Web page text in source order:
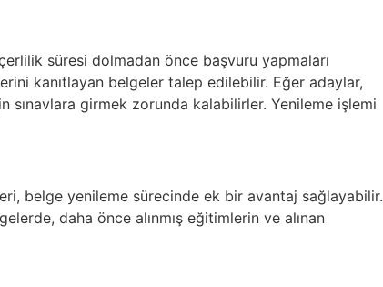
süresi dolmadan önce başvuru yapmaları
kanıtlayan belgeler talep edilebilir. Eğer adaylar,
girmek zorunda kalabilirler. Yenileme işlemi
belge yenileme sürecinde ek bir avantaj sağlayabilir.
daha önce alınmış eğitimlerin ve alınan